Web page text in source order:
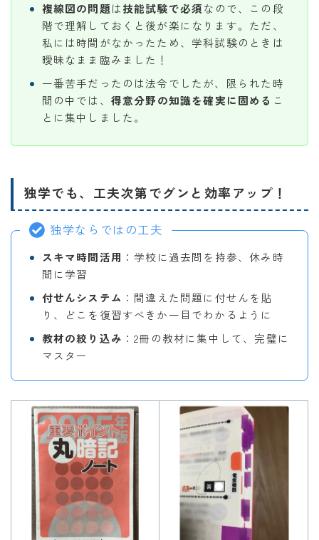
複線図の問題は技能試験で必須なので、この段
階で理解しておくと後が楽になります。ただ、
私には時間がなかったため、学科試験のときは
曖昧なまま臨みました！
一番苦手だったのは法令でしたが、限られた時
間の中では、 得意分野の知識を確実に固める こ
とに集中しました。
独学でも、工夫次第でグンと効率アップ！
独学ならではの工夫
スキマ時間活用 ：学校に過去問を持参、休み時
間に学習
付せんシステム ：間違えた問題に付せんを貼
り、どこを復習すべきか一目でわかるように
教材の絞り込み ：2冊の教材に集中して、完璧に
マスター